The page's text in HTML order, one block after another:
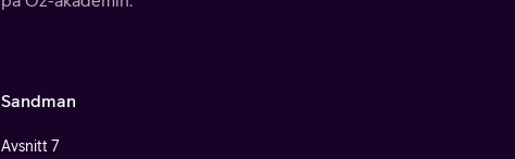
Sandman
Avsnitt 7